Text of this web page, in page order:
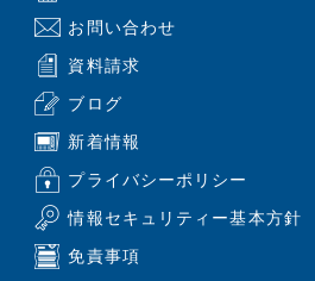
お問い合わせ
資料請求
ブログ
新着情報
プライバシーポリシー
情報セキュリティー基本方針
免責事項